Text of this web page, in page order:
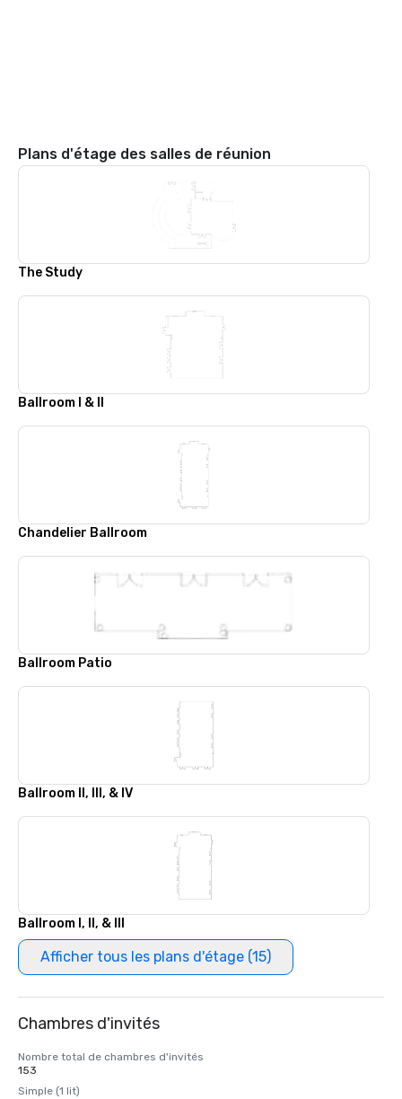
Plans d'étage des salles de réunion
The Study
Ballroom I & II
Chandelier Ballroom
Ballroom Patio
Ballroom II, III, & IV
Ballroom I, II, & III
Afficher tous les plans d'étage (15)
Chambres d'invités
Nombre total de chambres d'invités
153
Simple (1 lit)